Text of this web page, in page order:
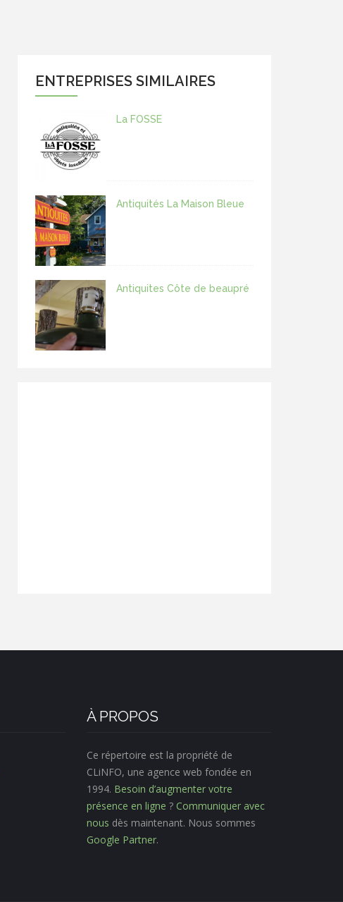
ENTREPRISES SIMILAIRES
La FOSSE
Antiquités La Maison Bleue
Antiquites Côte de beaupré
À PROPOS
Ce répertoire est la propriété de
CLiNFO, une agence web fondée en
1994. Besoin d’augmenter votre
présence en ligne ? Communiquer avec
nous dès maintenant. Nous sommes
Google Partner.